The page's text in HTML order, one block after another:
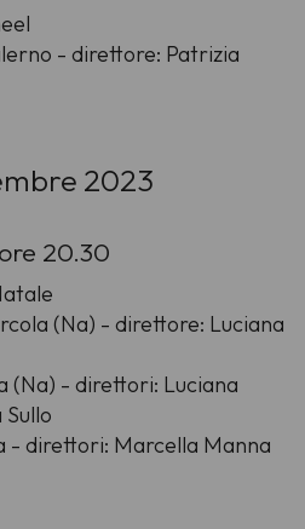
- direttore: Patrizia
2023
20.30
(Na) - direttore: Luciana
(Na) - direttori: Luciana
- direttori: Marcella Manna